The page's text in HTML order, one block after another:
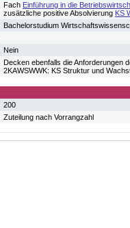
Fach Einführung in die
zusätzliche positive Absolvierung KS
Bachelorstudium
Nein
Decken ebenfalls die Anforderungen
2KAWSWWK: KS Struktur und
200
Zuteilung nach Vorrangzahl